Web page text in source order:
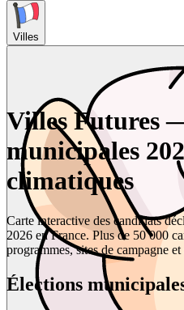
Villes
Villes Futures
municipales
climatiques
Carte interactive des candidats
2026 en France. Plus de 50 000
programmes, sites de campagne
Élections